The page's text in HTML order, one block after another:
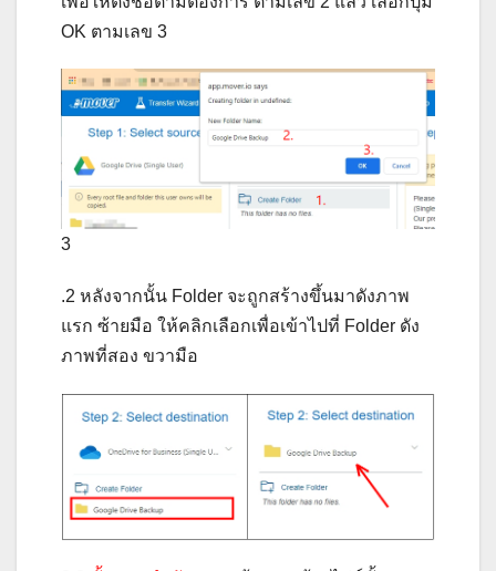
OK ตามเลข 3
3
.2 หลังจากนั้น Folder จะถูกสร้างขึ้นมาดังภาพ
แรก ซ้ายมือ ให้คลิกเลือกเพื่อเข้าไปที่ Folder ดัง
ภาพที่สอง ขวามือ